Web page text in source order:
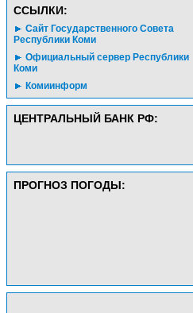
CСЫЛКИ:
Сайт Государственного Совета
Республики Коми
Официальный сервер Республики
Коми
Комиинформ
ЦЕНТРАЛЬНЫЙ БАНК РФ:
ПРОГНОЗ ПОГОДЫ: